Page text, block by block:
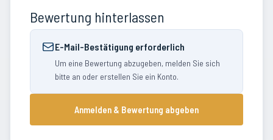
Bewertung hinterlassen
E-Mail-Bestätigung erforderlich
Um eine Bewertung abzugeben, melden Sie sich
bitte an oder erstellen Sie ein Konto.
Anmelden & Bewertung abgeben